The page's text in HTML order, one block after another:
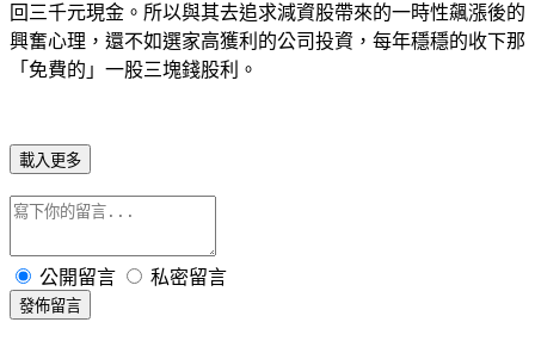
回三千元現金。所以與其去追求減資股帶來的一時性飆漲後的
興奮心理，還不如選家高獲利的公司投資，每年穩穩的收下那
「免費的」一股三塊錢股利。
載入更多
公開留言 私密留言
發佈留言